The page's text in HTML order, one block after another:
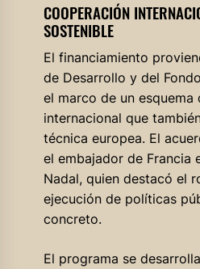
COOPERACIÓN
SOSTENIBLE
El financiamiento
de Desarrollo y del
el marco de un
internacional que
técnica europea. El
el embajador de Francia
Nadal, quien destacó el
ejecución de políticas
concreto.
El programa se